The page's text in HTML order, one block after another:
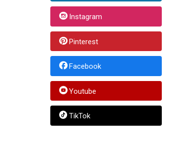
Instagram
Pinterest
Facebook
Youtube
TikTok